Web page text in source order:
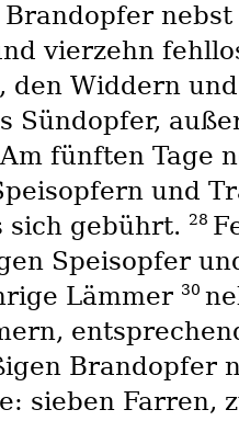
vierzehn
den Widdern
Sündopfer,
Am fünften Tage
und
sich gebührt. 28
Speisopfer
Lämmer 30
Brandopfer
sieben Farren,